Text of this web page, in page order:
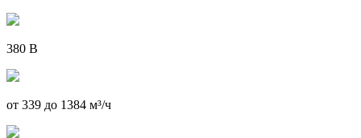
380 В
от 339 до 1384 м³/ч